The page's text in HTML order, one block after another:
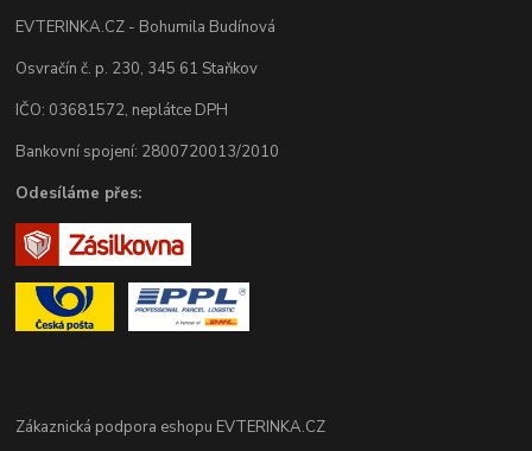
EVTERINKA.CZ - Bohumila Budínová
Osvračín č. p. 230, 345 61 Staňkov
IČO: 03681572, neplátce DPH
Bankovní spojení: 2800720013/2010
Odesíláme přes:
Zákaznická podpora eshopu EVTERINKA.CZ